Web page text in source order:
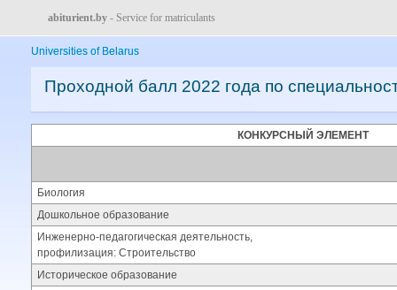
abiturient.by - Service for matriculants
Universities of Belarus
Проходной балл 2022 года по
КОНКУРСНЫЙ ЭЛЕМЕНТ
Биология
Дошкольное образование
Инженерно-педагогическая деятельность,
профилизация: Строительство
Историческое образование